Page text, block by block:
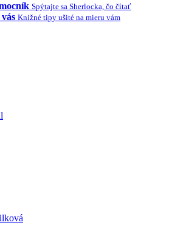
Spýtajte sa Sherlocka, čo čítať
Knižné tipy ušité na mieru vám